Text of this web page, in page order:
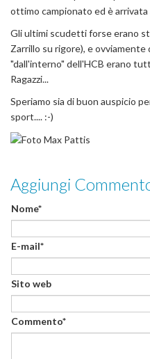
ottimo campionato ed è
Gli ultimi scudetti forse erano
Zarrillo su rigore), e
"dall'interno" dell'HCB erano
Ragazzi...
Speriamo sia di buon auspicio
sport.... :-)
Aggiungi
Nome*
E-mail*
Sito web
Commento*